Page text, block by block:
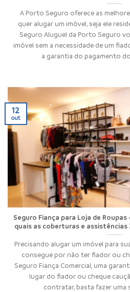
A Porto Seguro oferece as
quer alugar um imóvel, seja ele
Seguro Aluguel da Porto Seguro
imóvel sem a necessidade de um
a garantia do pagamento
Seguro Fiança para Loja de
quais as coberturas e assistências
Precisando alugar um imóvel para
consegue por não ter fiador ou
Seguro Fiança Comercial, uma
lugar do fiador ou cheque
contratar, basta fazer uma
12
out